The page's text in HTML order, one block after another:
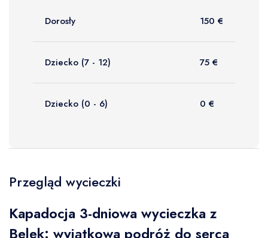
Dorosły 150 €
Dziecko (7 - 12) 75 €
Dziecko (0 - 6) 0 €
Przegląd wycieczki
Kapadocja 3-dniowa wycieczka z
Belek: wyjątkowa podróż do serca